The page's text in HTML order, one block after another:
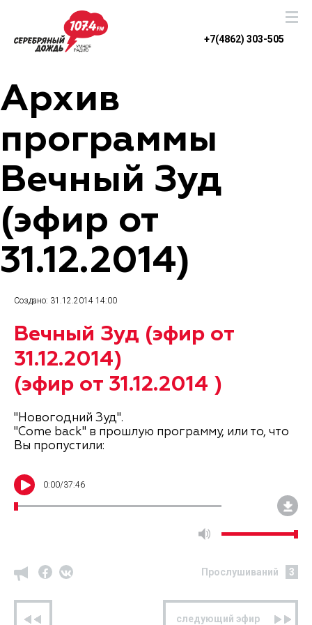
+7(4862) 303-505
Архив
программы
Вечный Зуд
(эфир от
31.12.2014)
Создано: 31.12.2014 14:00
Вечный Зуд (эфир от
31.12.2014)
(эфир от 31.12.2014 )
"Новогодний Зуд".
"Come back" в прошлую программу, или то, что
Вы пропустили:
0:00/37:46
Прослушиваний 3
следующий эфир